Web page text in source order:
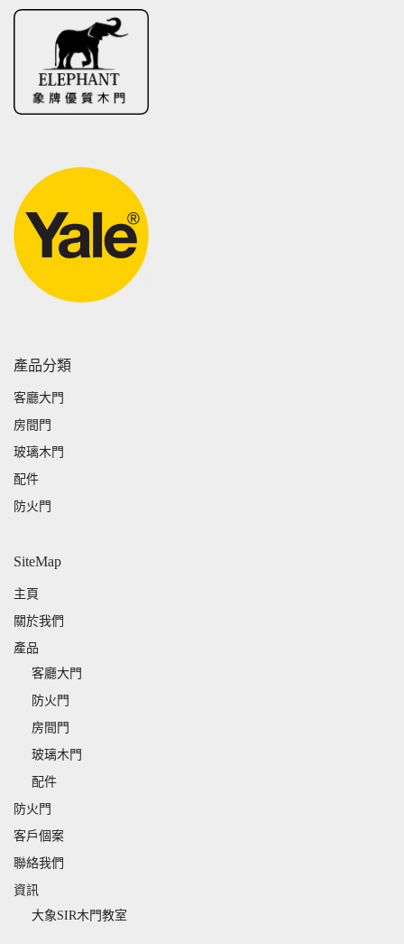
產品分類
客廳大門
房間門
玻璃木門
配件
防火門
SiteMap
主頁
關於我們
產品
客廳大門
防火門
房間門
玻璃木門
配件
防火門
客戶個案
聯絡我們
資訊
大象SIR木門教室